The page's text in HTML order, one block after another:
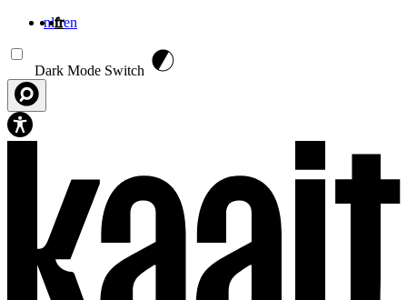
nlfren
Dark Mode Switch